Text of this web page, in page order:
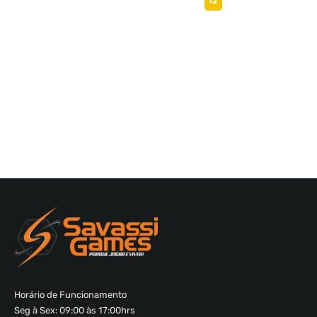
Horário de Funcionamento
Seg à Sex: 09:00 às 17:00hrs